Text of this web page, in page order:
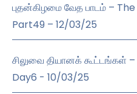
புதன்கிழமை வேத பாடம் –
Part49 – 12/03/25
சிலுவை தியானக் கூட்டங்கள்
Day6 - 10/03/25